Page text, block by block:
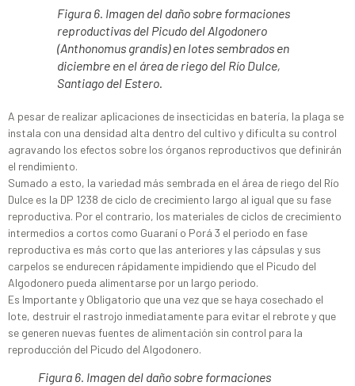
Figura 6. Imagen del daño sobre formaciones
reproductivas del Picudo del Algodonero
(Anthonomus grandis) en lotes sembrados en
diciembre en el área de riego del Río Dulce,
Santiago del Estero.
A pesar de realizar aplicaciones de insecticidas en batería, la plaga se
instala con una densidad alta dentro del cultivo y dificulta su control
agravando los efectos sobre los órganos reproductivos que definirán
el rendimiento.
Sumado a esto, la variedad más sembrada en el área de riego del Río
Dulce es la DP 1238 de ciclo de crecimiento largo al igual que su fase
reproductiva. Por el contrario, los materiales de ciclos de crecimiento
intermedios a cortos como Guaraní o Porá 3 el periodo en fase
reproductiva es más corto que las anteriores y las cápsulas y sus
carpelos se endurecen rápidamente impidiendo que el Picudo del
Algodonero pueda alimentarse por un largo periodo.
Es Importante y Obligatorio que una vez que se haya cosechado el
lote, destruir el rastrojo inmediatamente para evitar el rebrote y que
se generen nuevas fuentes de alimentación sin control para la
reproducción del Picudo del Algodonero.
Figura 6. Imagen del daño sobre formaciones